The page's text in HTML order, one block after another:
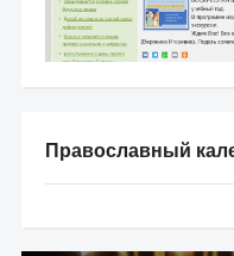
Православный